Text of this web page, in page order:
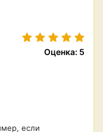
Оценка: 5
если